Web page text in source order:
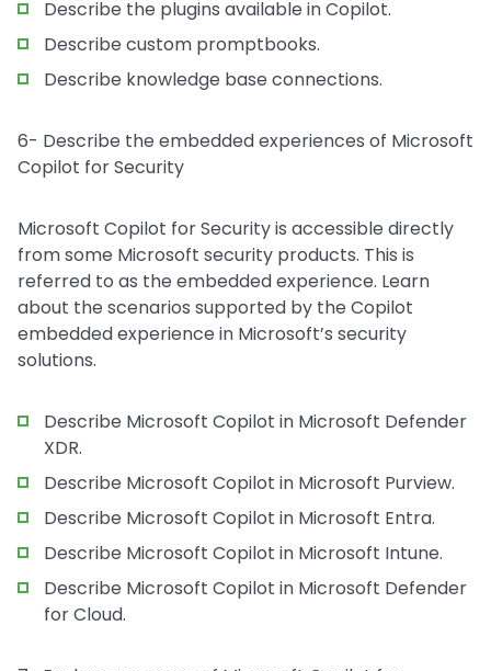
Describe the plugins available in Copilot.
Describe custom promptbooks.
Describe knowledge base connections.
6- Describe the embedded experiences of Microsoft
Copilot for Security
Microsoft Copilot for Security is accessible directly
from some Microsoft security products. This is
referred to as the embedded experience. Learn
about the scenarios supported by the Copilot
embedded experience in Microsoft’s security
solutions.
Describe Microsoft Copilot in Microsoft Defender
XDR.
Describe Microsoft Copilot in Microsoft Purview.
Describe Microsoft Copilot in Microsoft Entra.
Describe Microsoft Copilot in Microsoft Intune.
Describe Microsoft Copilot in Microsoft Defender
for Cloud.